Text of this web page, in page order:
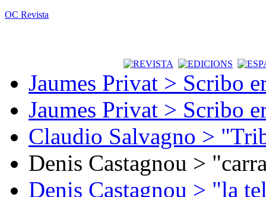
OC Revista
Jaumes Privat > Scribo
Jaumes Privat > Scribo
Claudio Salvagno >
Denis Castagnou >
Denis Castagnou > "la